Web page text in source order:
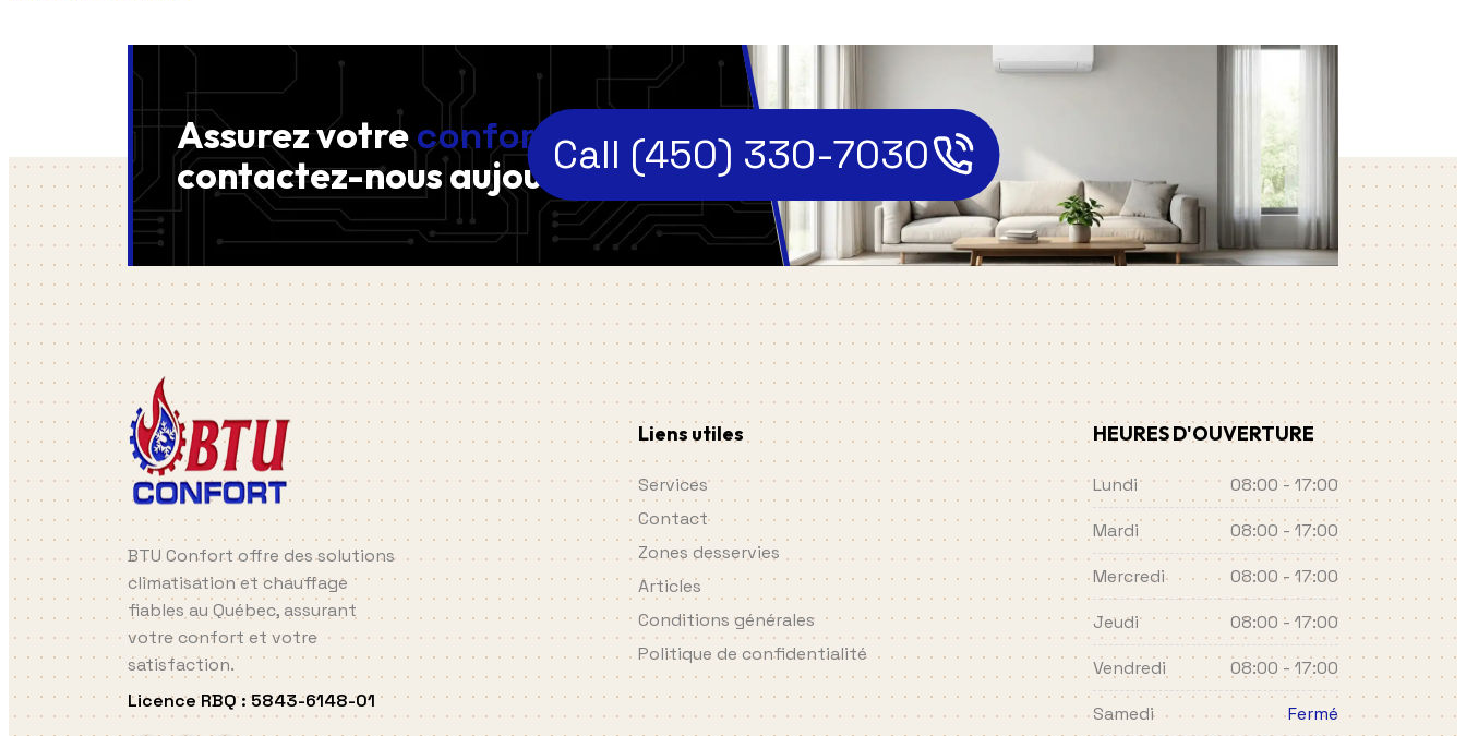
Assurez votreconfort ,
contactez-nousaujourd'hui!Call (450) 330-7030
BTU Confort offre des solutions
climatisation et chauffage
fiables au Québec, assurant
votre confort et votre
satisfaction.
Licence RBQ : 5843-6148-01
Liens utiles
Services
Contact
Zones desservies
Articles
Conditions générales
Politique de confidentialité
HEURES D'OUVERTURE
Lundi
08:00 - 17:00
Mardi
08:00 - 17:00
Mercredi
08:00 - 17:00
Jeudi
08:00 - 17:00
Vendredi
08:00 - 17:00
Samedi
Fermé